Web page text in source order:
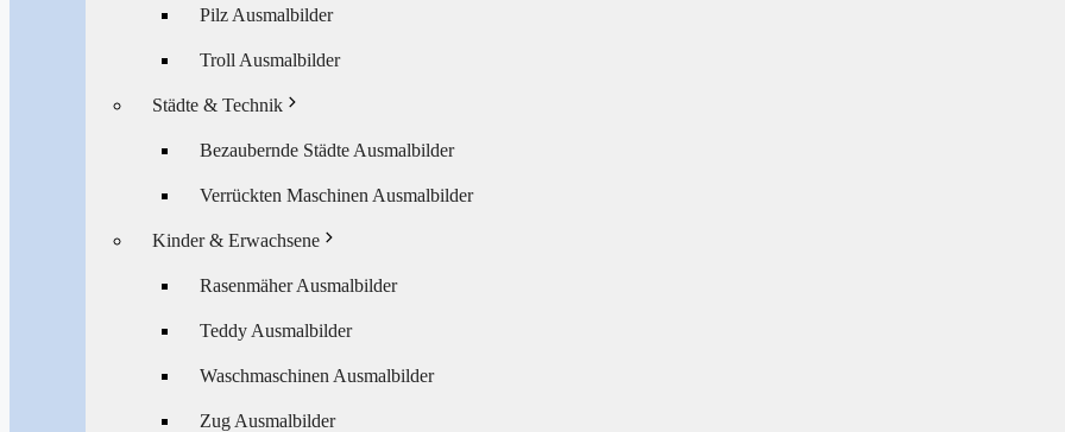
Pilz Ausmalbilder
Troll Ausmalbilder
Städte & Technik
Bezaubernde Städte Ausmalbilder
Verrückten Maschinen Ausmalbilder
Kinder & Erwachsene
Rasenmäher Ausmalbilder
Teddy Ausmalbilder
Waschmaschinen Ausmalbilder
Zug Ausmalbilder